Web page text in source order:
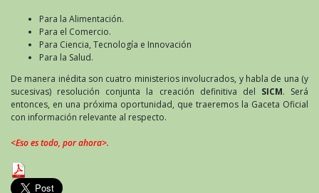
Para la Alimentación.
Para el Comercio.
Para Ciencia, Tecnología e Innovación
Para la Salud.
De manera inédita son cuatro ministerios involucrados, y habla de una (y
sucesivas) resolución conjunta la creación definitiva del SICM. Será
entonces, en una próxima oportunidad, que traeremos la Gaceta Oficial
con información relevante al respecto.
<Eso es todo, por ahora>.